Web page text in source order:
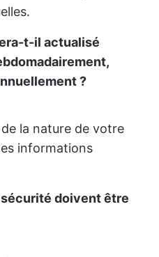
t-il actualisé
?
la nature de votre
informations
doivent être